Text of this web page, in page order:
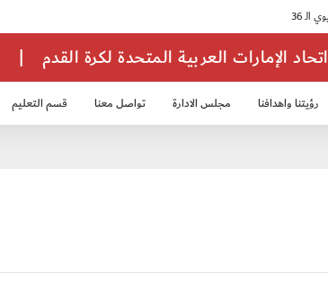
| اتحاد الإمارات العربية المتحدة لكرة القدم
رؤيتنا واهدافنا مجلس الادارة تواصل معنا قسم التعليم